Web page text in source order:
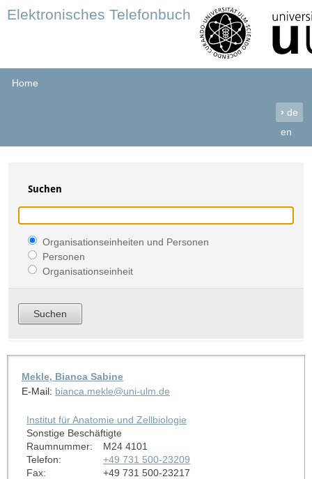
Elektronisches Telefonbuch
Home
› de
en
Suchen
Organisationseinheiten und Personen
Personen
Organisationseinheit
Mekle, Bianca Sabine
E-Mail: bianca.mekle@uni-ulm.de
Institut für Anatomie und Zellbiologie
Sonstige Beschäftigte
Raumnummer:
M24 4101
Telefon:
+49 731 500-23209
Fax:
+49 731 500-23217